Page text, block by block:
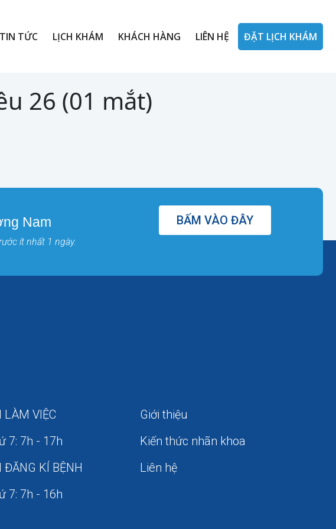
TIN TỨC LỊCH KHÁM KHÁCH HÀNG LIÊN HỆ ĐẶT LỊCH KHÁM
26 (01 mắt)
Nam
ít nhất 1 ngày.
BẤM VÀO ĐÂY
LÀM VIỆC
7: 7h - 17h
ĐĂNG KÍ BỆNH
7: 7h - 16h
Giới thiệu
Kiến thức nhãn khoa
Liên hệ